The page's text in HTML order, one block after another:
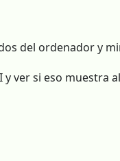
del ordenador y
ver si eso muestra